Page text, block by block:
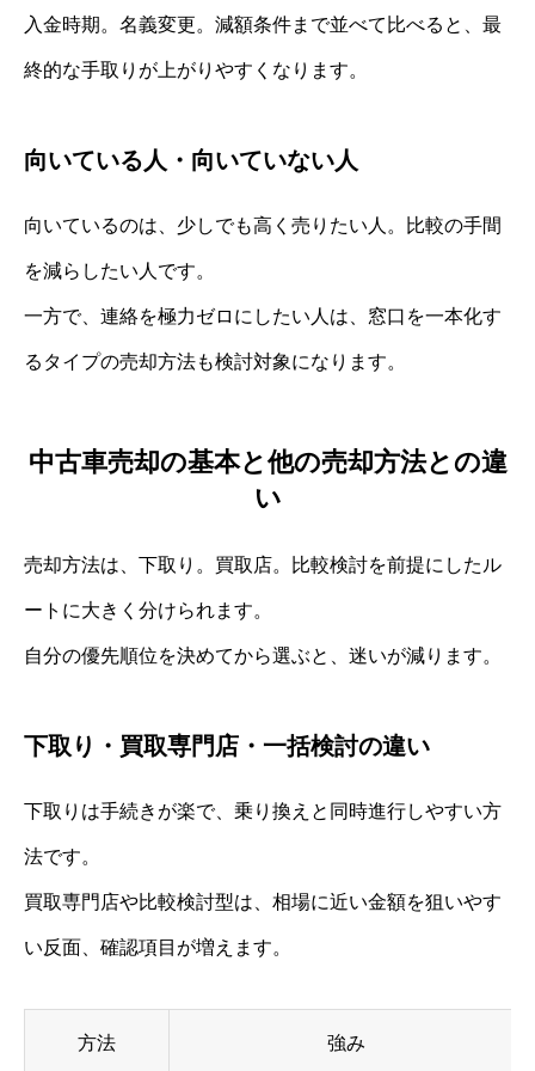
入金時期。名義変更。減額条件まで並べて比べると、最
終的な手取りが上がりやすくなります。
向いている人・向いていない人
向いているのは、少しでも高く売りたい人。比較の手間
を減らしたい人です。
一方で、連絡を極力ゼロにしたい人は、窓口を一本化す
るタイプの売却方法も検討対象になります。
中古車売却の基本と他の売却方法との違
い
売却方法は、下取り。買取店。比較検討を前提にしたル
ートに大きく分けられます。
自分の優先順位を決めてから選ぶと、迷いが減ります。
下取り・買取専門店・一括検討の違い
下取りは手続きが楽で、乗り換えと同時進行しやすい方
法です。
買取専門店や比較検討型は、相場に近い金額を狙いやす
い反面、確認項目が増えます。
方法 強み